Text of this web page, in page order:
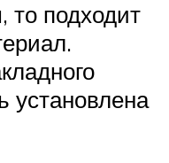
то подходит
установлена